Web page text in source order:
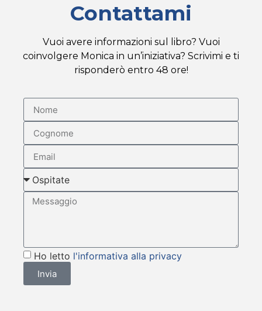
Contattami
Vuoi avere informazioni sul libro? Vuoi
coinvolgere Monica in un’iniziativa? Scrivimi e ti
risponderò entro 48 ore!
Ho letto l'informativa alla privacy
Invia